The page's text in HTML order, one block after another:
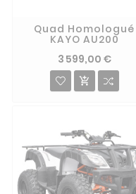
Quad Homologué
KAYO AU200
3 599,00 €
